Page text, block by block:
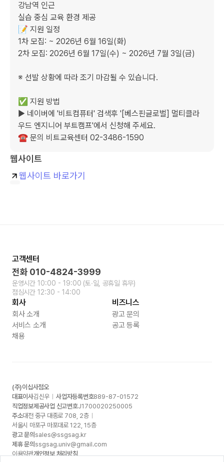
강남역 인근
실습 중심 교육 환경 제공
📝 지원 일정
1차 모집: ~ 2026년 6월 16일(화)
2차 모집: 2026년 6월 17일(수) ~ 2026년 7월 3일(금)
※ 선발 상황에 따라 조기 마감될 수 있습니다.
✅ 지원 방법
▶ 네이버에 '비트컴퓨터' 검색후 '[베스핀글로벌] 멀티클라
우드 엔지니어 부트캠프'에서 신청해 주세요.
☎ 문의 비트교육센터 02-3486-1590
웹사이트
웹사이트 바로가기
고객센터
전화 010-4824-3999
운영시간 10:00 - 19:00 (토∙일, 공휴일 휴무)
점심시간 12:30 - 14:00
회사
회사 소개
서비스 소개
채용
비즈니스
광고 문의
공고 등록
(주)이십사점오
대표이사김신우 사업자등록번호889-87-01572
직업정보제공사업 신고번호J1700020250005
주소대전 중구 대종로 708, 2층
서울시 마포구 마포대로 122, 15층
광고 문의 sales@ssgsag.kr
제휴 문의 ssgsag.univ@gmail.com
이용약관개인정보 처리방침